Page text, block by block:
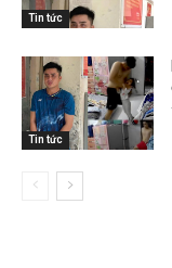
Tin tức
Tin tức